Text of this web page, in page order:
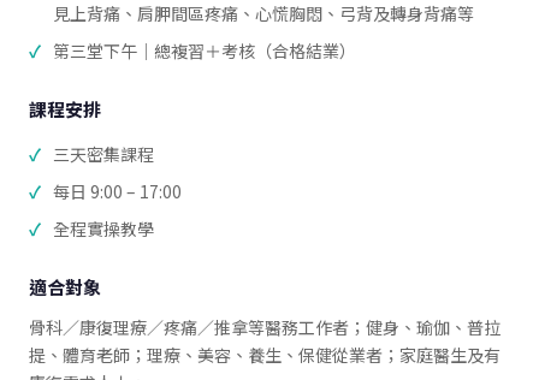
見上背痛、肩胛間區疼痛、心慌胸悶、弓背及轉身背痛等
第三堂下午｜總複習＋考核（合格結業）
課程安排
三天密集課程
每日 9:00 – 17:00
全程實操教學
適合對象
骨科／康復理療／疼痛／推拿等醫務工作者；健身、瑜伽、普拉
提、體育老師；理療、美容、養生、保健從業者；家庭醫生及有